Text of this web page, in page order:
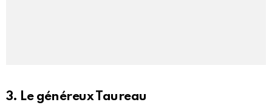
3. Le généreux Taureau